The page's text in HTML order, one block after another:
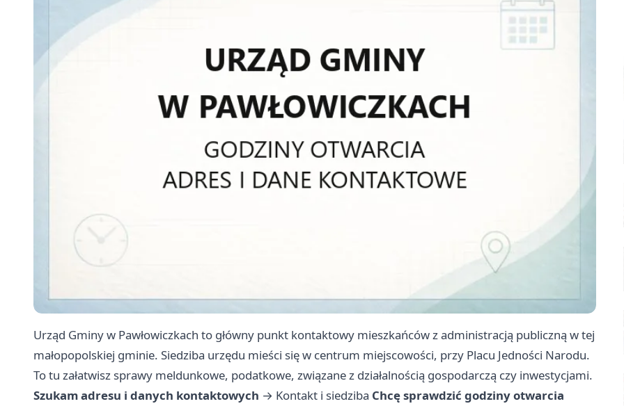
Urząd Gminy w Pawłowiczkach to główny punkt kontaktowy mieszkańców z administracją publiczną w tej
małopopolskiej gminie. Siedziba urzędu mieści się w centrum miejscowości, przy Placu Jedności Narodu.
To tu załatwisz sprawy meldunkowe, podatkowe, związane z działalnością gospodarczą czy inwestycjami.
Szukam adresu i danych kontaktowych → Kontakt i siedziba Chcę sprawdzić godziny otwarcia